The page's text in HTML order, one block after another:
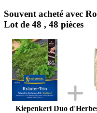
Souvent acheté avec
Lot de 48 , 48 pièces
Kiepenkerl Duo